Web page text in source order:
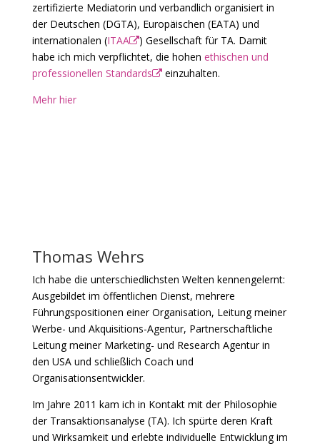
zertifizierte Mediatorin und verbandlich organisiert in
der Deutschen (DGTA), Europäischen (EATA) und
internationalen (ITAA
) Gesellschaft für TA. Damit
habe ich mich verpflichtet, die hohen ethischen und
professionellen Standards
einzuhalten.
Mehr hier
Thomas Wehrs
Ich habe die unterschiedlichsten Welten kennengelernt:
Ausgebildet im öffentlichen Dienst, mehrere
Führungspositionen einer Organisation, Leitung meiner
Werbe- und Akquisitions-Agentur, Partnerschaftliche
Leitung meiner Marketing- und Research Agentur in
den USA und schließlich Coach und
Organisationsentwickler.
Im Jahre 2011 kam ich in Kontakt mit der Philosophie
der Transaktionsanalyse (TA). Ich spürte deren Kraft
und Wirksamkeit und erlebte individuelle Entwicklung im